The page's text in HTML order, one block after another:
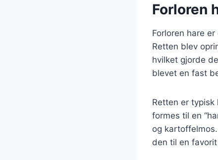
Forloren
Forloren hare
Retten blev
hvilket gjorde
blevet en fast
Retten er
formes til en
og
den til en